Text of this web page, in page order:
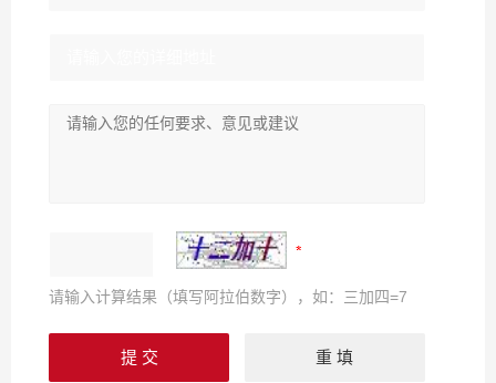
请输入计算结果（填写阿拉伯数字），如：三加四=7